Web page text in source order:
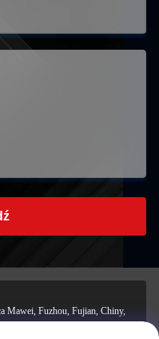
Mawei, Fuzhou, Fujian, Chiny,